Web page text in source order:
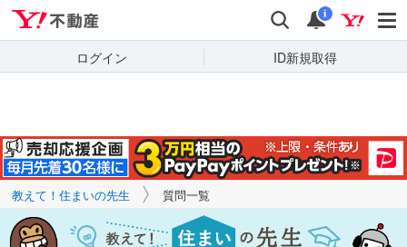
検索 通知
i
ログイン ID新規取得
キーワードで
質問を探す
教えて！住まいの先生 質問一覧